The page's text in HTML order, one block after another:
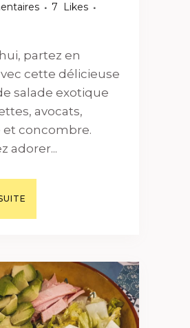
7
Likes
partez en
cette délicieuse
salade exotique
avocats,
concombre.
adorer...